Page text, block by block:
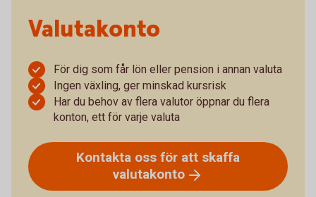
Valutakonto
För dig som får lön eller pension i annan valuta
Ingen växling, ger minskad kursrisk
Har du behov av flera valutor öppnar du flera
konton, ett för varje valuta
Kontakta oss för att skaffa
valutakonto